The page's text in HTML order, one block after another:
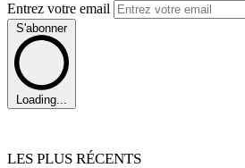
Entrez votre email
S'abonner
Loading...
LES PLUS RÉCENTS